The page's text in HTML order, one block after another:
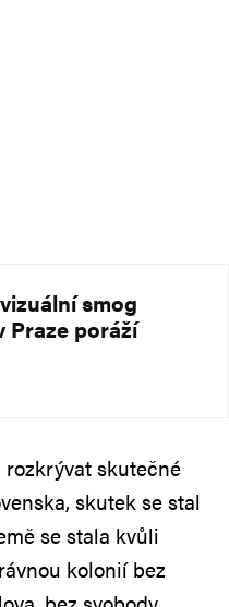
smog
Praze poráží
rozkrývat skutečné
skutek se stal
se stala kvůli
kolonií bez